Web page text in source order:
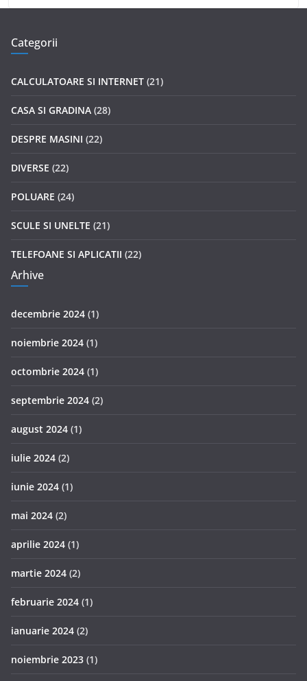
Categorii
CALCULATOARE SI INTERNET (21)
CASA SI GRADINA (28)
DESPRE MASINI (22)
DIVERSE (22)
POLUARE (24)
SCULE SI UNELTE (21)
TELEFOANE SI APLICATII (22)
Arhive
decembrie 2024 (1)
noiembrie 2024 (1)
octombrie 2024 (1)
septembrie 2024 (2)
august 2024 (1)
iulie 2024 (2)
iunie 2024 (1)
mai 2024 (2)
aprilie 2024 (1)
martie 2024 (2)
februarie 2024 (1)
ianuarie 2024 (2)
noiembrie 2023 (1)